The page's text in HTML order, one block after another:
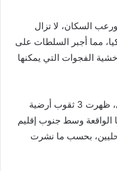
السكان، لا تزال
مما أجبر السلطات على
الفجوات التي يمكنها
وفي وقت سابق من شهر فبراير الجاري، ظهرت 3 ثقوب أرضية
الواقعة وسط جنوب إقليم
بحسب ما نشرت